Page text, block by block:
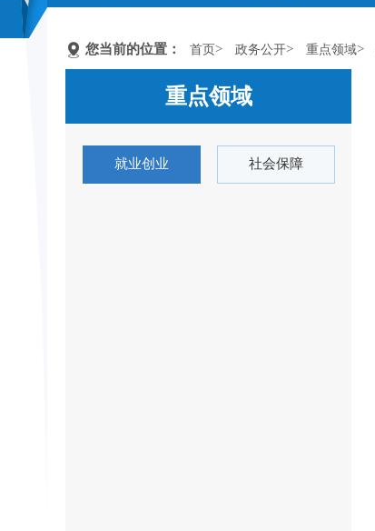
您当前的位置： 首页> 政务公开> 重点领域>
重点领域
就业创业 社会保障